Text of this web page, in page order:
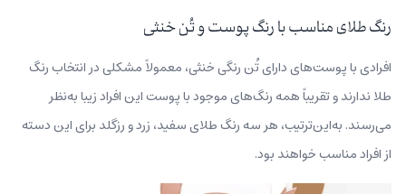
رنگ طلای مناسب با رنگ پوست و تُن خنثی
افرادی با پوست‌های دارای تُن رنگی خنثی، معمولاً مشکلی در انتخاب رنگ
طلا ندارند و تقریباً همه رنگ‌های موجود با پوست این افراد زیبا به‌نظر
می‌رسند. به‌این‌ترتیب، هر سه رنگ طلای سفید، زرد و رزگلد برای این دسته
از افراد مناسب خواهند بود.